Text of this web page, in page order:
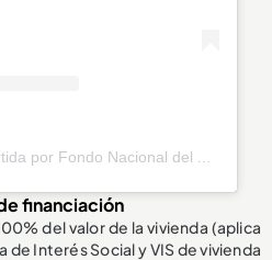
Una publicación compartida por Fondo Nacional del Ahorro (@fnaahorro)
financiación
del valor de la vivienda (aplica
Interés Social y VIS de vivienda